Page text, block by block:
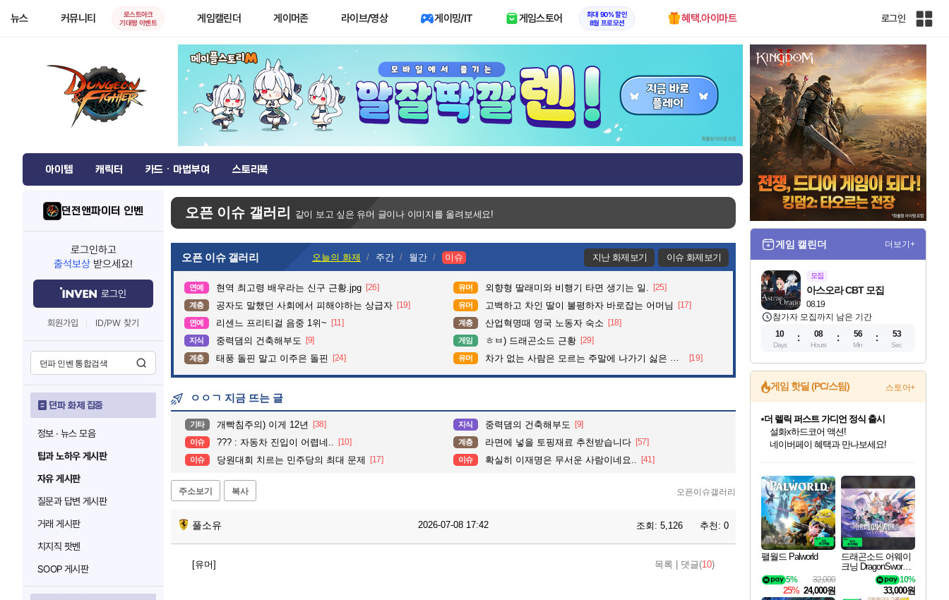
뉴스 커뮤니티
로스트아크
기대평 이벤트
게임캘린더 게이머존 라이브/영상 게이밍/IT 게임스토어
최대 90% 할인
8월 프로모션
혜택.아이마트 로그인
인
사
이
트
맵
아이템 캐릭터 카드 · 마법부여 스토리북
던전앤파이터 인벤
로그인하고
출석보상 받으세요!
로그인
회원가입 ID/PW 찾기
던파 화제 집중
정보 · 뉴스 모음
팁과 노하우 게시판
자유 게시판
질문과 답변 게시판
거래 게시판
치지직 팟벤
SOOP 게시판
오픈 이슈 갤러리 같이 보고 싶은 유머 글이나 이미지를 올려보세요!
오픈 이슈 갤러리 오늘의 화제 주간 월간 이슈 지난 화제보기 이슈 화제보기
연예 현역 최고령 배우라는 신구 근황.jpg [26] 유머 외향형 딸래미와 비행기 타면 생기는 일. [25]
계층 공자도 말했던 사회에서 피해야하는 상급자 [19] 유머 고백하고 차인 딸이 불평하자 바로잡는 어머님 [17]
연예 리센느 프리티걸 음중 1위~ [11] 계층 산업혁명때 영국 노동자 숙소 [18]
지식 중력댐의 건축해부도 [9] 게임 ㅎㅂ) 드래곤소드 근황 [29]
계층 태풍 돌핀 말고 이주은 돌핀 [24] 유머 차가 없는 사람은 모르는 주말에 나가기 싫은 이유 [19]
ㅇㅇㄱ 지금 뜨는 글
기타 개빡침주의) 이게 12년 [38] 지식 중력댐의 건축해부도 [9]
이슈 ??? : 자동차 진입이 어렵네.. [10] 계층 라면에 넣을 토핑재료 추천받습니다 [57]
이슈 당원대회 치르는 민주당의 최대 문제 [17] 이슈 확실히 이재명은 무서운 사람이네요.. [41]
주소보기 복사 오픈이슈갤러리
풀소유 2026-07-08 17:42 조회: 5,126 추천: 0
[유머] 목록 댓글(10)
게임 캘린더 더보기+
모집
08.19
아스오라 CBT 모집
참가자 모집까지 남은 기간
10
Days
08
Hours
56
Min
52
Sec
게임 핫딜 (PC/스팀) 스토어+
최대 90% 할인가를 만나보세요!
네이버혜택과 함께 만나보세요!
50%할인&추가 적립까지!
네이버 포인트 혜택까지!
이니&베니 혜택까지!
네이버 혜택가와 함께 예약하세요!
할인&네이버혜택으로 만나보세요!
네이버페이 혜택과 만나보세요!
베데스다 40주년 기념 할인 중!
베데스다의 명작들을
40주년 프로모션으로 만나보세요!
할인가에 만나보세요!
일부 에디션 상시 할인!
혜택으로 예약 판매 중
편안하게 충전하세요
팰월드 Palworld
32,000
5%
25% 24,000원
드래곤소드 어웨이
크닝 DragonSword A
10%
33,000원